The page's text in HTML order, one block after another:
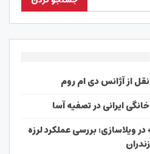
از آژانس دی ام روم
ایرانی در تصفیه آسا
در ویلاسازی؛ بررسی عملکرد لرزه